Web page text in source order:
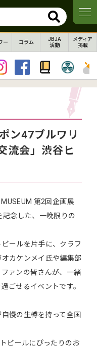
ー コラム
JBJA
活動
メディア
掲載
ン47ブルワリ
流会」渋谷ヒ
第2回企画展
記念した、一晩限りの
ールを片手に、クラフ
カケンメイ氏や編集部
ァンの皆さんが、一緒
ごせるイベントです。
慢の生樽を持って全国
ビールにぴったりのお